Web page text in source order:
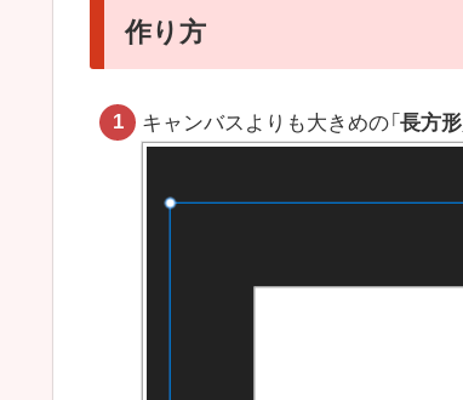
作り方
キャンバスよりも大きめの「長方形